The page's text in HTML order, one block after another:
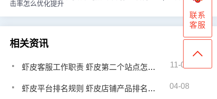
击率怎么优化提升
相关资讯
虾皮客服工作职责 虾皮第二个站点怎么开通 11-07
虾皮平台排名规则 虾皮店铺产品排名规则是什么 04-08
联系
客服